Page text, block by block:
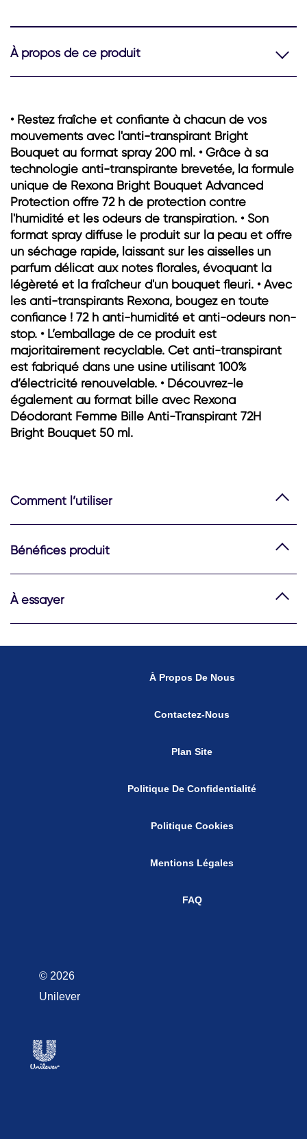
• Restez fraîche et confiante à chacun de vos
mouvements avec l'anti-transpirant Bright
Bouquet au format spray 200 ml. • Grâce à sa
technologie anti-transpirante brevetée, la formule
unique de Rexona Bright Bouquet Advanced
Protection offre 72 h de protection contre
l'humidité et les odeurs de transpiration. • Son
format spray diffuse le produit sur la peau et offre
un séchage rapide, laissant sur les aisselles un
parfum délicat aux notes florales, évoquant la
légèreté et la fraîcheur d'un bouquet fleuri. • Avec
les anti-transpirants Rexona, bougez en toute
confiance ! 72 h anti-humidité et anti-odeurs non-
stop. • L’emballage de ce produit est
majoritairement recyclable. Cet anti-transpirant
est fabriqué dans une usine utilisant 100%
d’électricité renouvelable. • Découvrez-le
également au format bille avec Rexona
Déodorant Femme Bille Anti-Transpirant 72H
© 2026